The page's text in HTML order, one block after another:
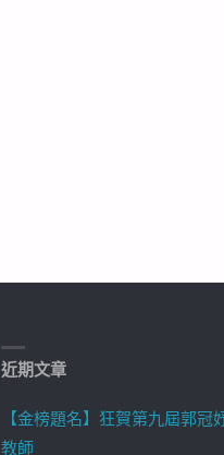
近期文章
【金榜題名】狂賀第九屆郭
教師